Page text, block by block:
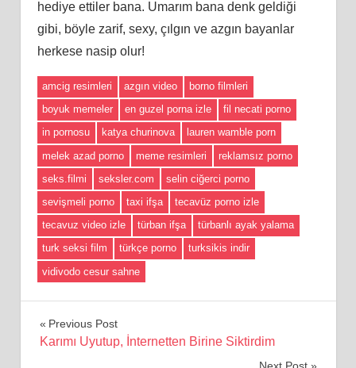
hediye ettiler bana. Umarım bana denk geldiği
gibi, böyle zarif, sexy, çılgın ve azgın bayanlar
herkese nasip olur!
amcig resimleri azgın video
borno filmleri
boyuk memeler
en guzel porna izle
fil necati porno
in pornosu
katya churinova
lauren wamble porn
melek azad porno
meme resimleri
reklamsız porno
seks.filmi
seksler.com
selin ciğerci porno
sevişmeli porno
taxi ifşa
tecavüz porno izle
tecavuz video izle
türban ifşa
türbanlı ayak yalama
turk seksi film
türkçe porno
turksikis indir
vidivodo cesur sahne
Yazı
Previous Post
Karımı Uyutup, İnternetten Birine Siktirdim